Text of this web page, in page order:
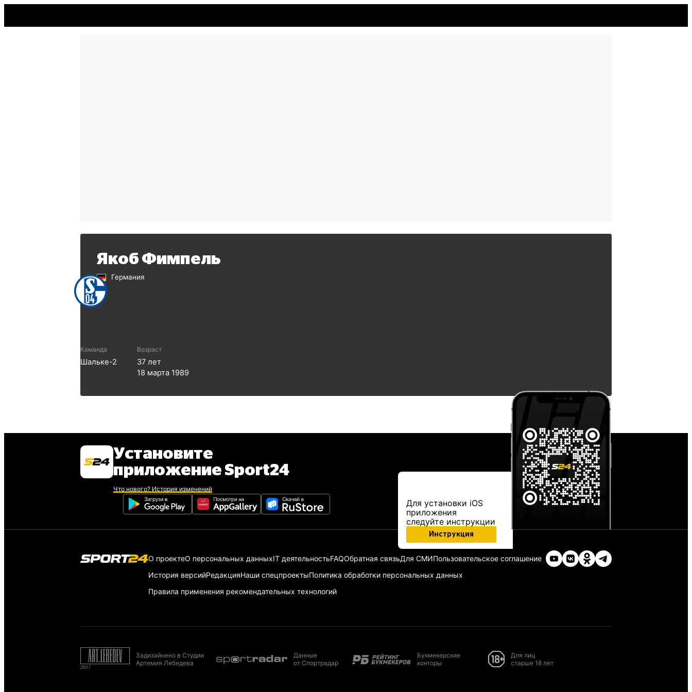
Якоб Фимпель
Германия
Команда
Шальке-2
Возраст
37 лет
18 марта 1989
Установите
приложение Sport24
Что нового? История изменений
Для установки iOS
приложения
следуйте инструкции
Инструкция
О проектеО персональных данныхIT деятельностьFAQОбратная связьДля СМИПользовательское соглашение
История версийРедакцияНаши спецпроектыПолитика обработки персональных данных
Правила применения рекомендательных технологий
Задизайнено в Студии
Артемия Лебедева
Данные
от Спортрадар
Букмекерские
конторы
Для лиц
старше 18 лет